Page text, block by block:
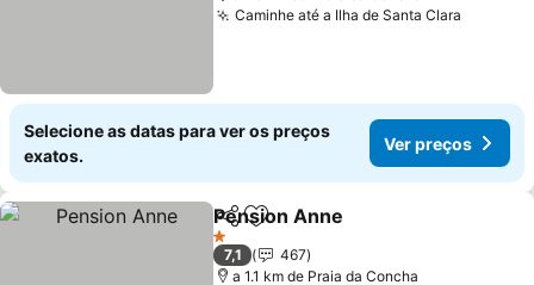
Caminhe até a Ilha de Santa Clara
Selecione as datas para ver os preços
exatos.
Ver preços
PartilharAdicionar aos favoritos
Pension Anne
1 Estrelas
7,1
467
a 1.1 km de Praia da Concha